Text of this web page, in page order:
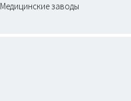
Медицинские заводы